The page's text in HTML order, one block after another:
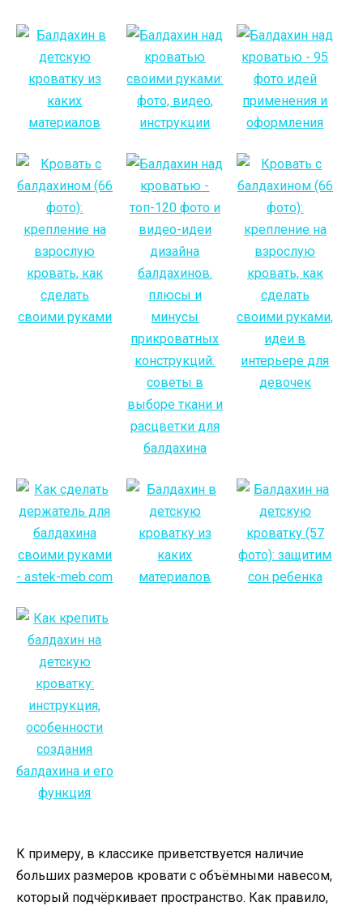
К примеру, в классике приветствуется наличие
больших размеров кровати с объёмными навесом,
который подчёркивает пространство. Как правило,